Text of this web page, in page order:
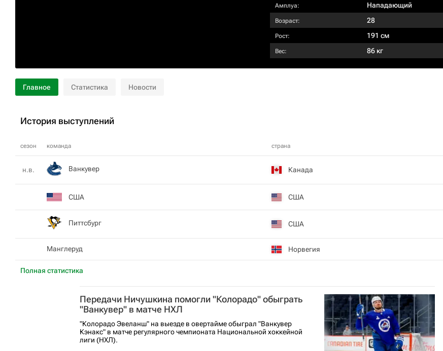
Амплуа: Нападающий
Возраст: 28
Рост: 191 см
Вес: 86 кг
Главное Статистика Новости
История выступлений
сезон команда страна
Полная статистика
н.в. Ванкувер Канада
США США
Питтсбург США
Манглеруд Норвегия
Передачи Ничушкина помогли "Колорадо" обыграть
"Ванкувер" в матче НХЛ
"Колорадо Эвеланш" на выезде в овертайме обыграл "Ванкувер
Кэнакс" в матче регулярного чемпионата Национальной хоккейной
лиги (НХЛ).